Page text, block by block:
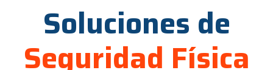
Soluciones de
Seguridad Física